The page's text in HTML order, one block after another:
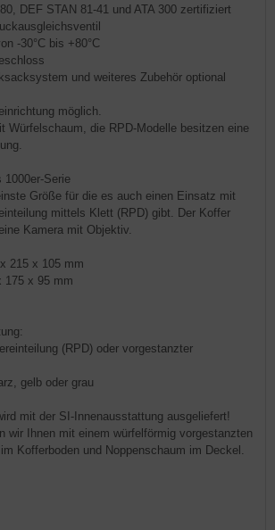
DEF STAN 81-41 und ATA 300 zertifiziert
-30°C bis +80°C
und weiteres Zubehör optional
möglich.
die RPD-Modelle besitzen eine
1000er-Serie
Größe für die es auch einen Einsatz mit
mittels Klett (RPD) gibt. Der Koffer
Kamera mit Objektiv.
215 x 105 mm
x 95 mm
(RPD) oder vorgestanzter
gelb oder grau
mit der SI-Innenausstattung ausgeliefert!
wir Ihnen mit einem würfelförmig vorgestanzten
Kofferboden und Noppenschaum im Deckel.